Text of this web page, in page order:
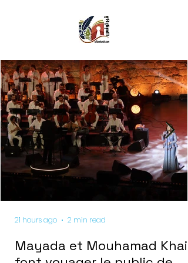
Mayada et Mouhamad
21 hours ago 2 min read